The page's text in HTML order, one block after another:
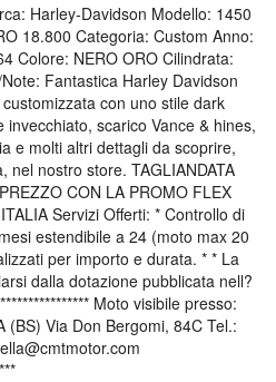
Harley-Davidson Modello: 1450
18.800 Categoria: Custom Anno:
Colore: NERO ORO Cilindrata:
Fantastica Harley Davidson
con uno stile dark
scarico Vance & hines,
e molti altri dettagli da scoprire,
nel nostro store. TAGLIANDATA
CON LA PROMO FLEX
Servizi Offerti: * Controllo di
estendibile a 24 (moto max 20
per importo e durata. * * La
dalla dotazione pubblicata nell?
Moto visibile presso:
(BS) Via Don Bergomi, 84C Tel.: